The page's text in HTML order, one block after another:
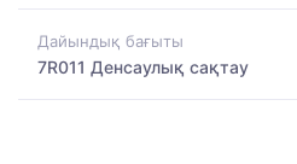
Дайындық бағыты
7R011 Денсаулық сақтау